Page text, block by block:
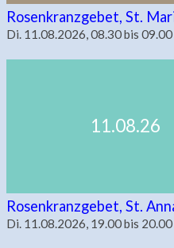
Rosenkranzgebet, St.
Di. 11.08.2026, 08.30 bis
11.08.26
Rosenkranzgebet, St.
Di. 11.08.2026, 19.00 bis